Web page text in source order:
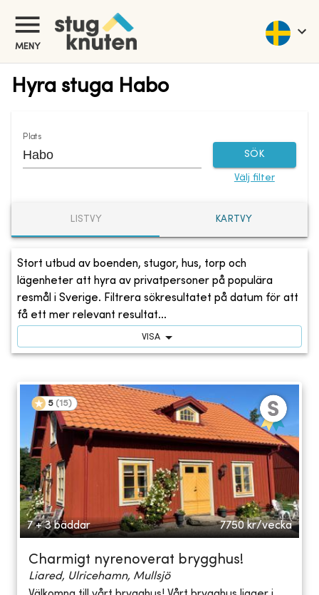
MENY
Hyra stuga Habo
Plats
SÖK
Välj filter
LISTVY KARTVY
Stort utbud av boenden, stugor, hus, torp och
lägenheter att hyra av privatpersoner på populära
resmål i Sverige. Filtrera sökresultatet på datum för att
få ett mer relevant resultat...
VISA
5 (15)
7 + 3 bäddar 7750 kr/vecka
Charmigt nyrenoverat brygghus!
Liared, Ulricehamn, Mullsjö